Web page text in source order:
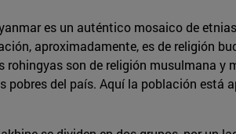
es un auténtico mosaico de
aproximadamente, es de religión
rohingyas son de religión musulmana
pobres del país. Aquí la población está